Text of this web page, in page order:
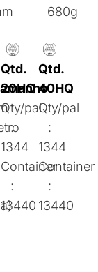
680g
Qtd.
20HQ
Qty/pal
:
1344
Container
:
13440
Qtd.
40HQ
Qty/pal
:
1344
Container
:
13440